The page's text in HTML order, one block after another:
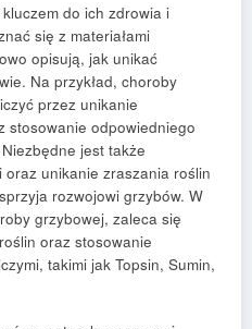
do ich zdrowia i
się z materiałami
opisują, jak unikać
Na przykład, choroby
przez unikanie
stosowanie odpowiedniego
jest także
unikanie zraszania roślin
rozwojowi grzybów. W
grzybowej, zaleca się
oraz stosowanie
takimi jak Topsin, Sumin,